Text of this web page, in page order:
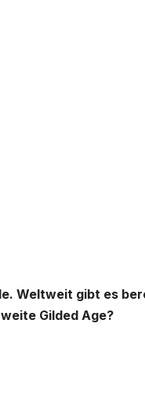
Weltweit gibt es
Gilded Age?